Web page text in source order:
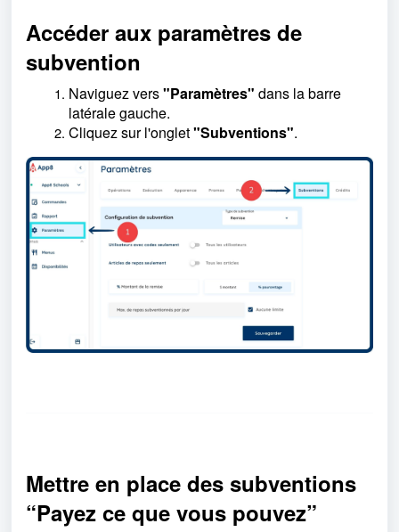
Accéder aux paramètres de
subvention
Naviguez vers"Paramètres" dans la barre
latérale gauche.
Cliquez sur l'onglet"Subventions".
Mettre en place des subventions
“Payez ce que vous pouvez”